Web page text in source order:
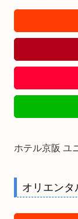
ホテル京阪 ユ
オリエンタ